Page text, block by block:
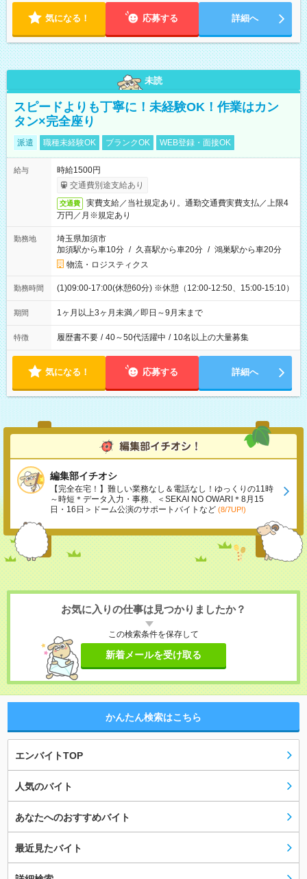
気になる！ 応募する 詳細へ
未読
スピードよりも丁寧に！未経験OK！作業はカン
タン×完全座り
派遣 職種未経験OK ブランクOK WEB登録・面接OK
給与
時給1500円
交通費別途支給あり
交通費
実費支給／当社規定あり。通勤交通費実費支払／上限4
万円／月※規定あり
勤務地
埼玉県加須市
加須駅から車10分 / 久喜駅から車20分 / 鴻巣駅から車20分
物流・ロジスティクス
勤務時間 (1)09:00-17:00(休憩60分) ※休憩（12:00-12:50、15:00-15:10）
期間 1ヶ月以上3ヶ月未満／即日～9月末まで
特徴 履歴書不要 / 40～50代活躍中 / 10名以上の大量募集
気になる！ 応募する 詳細へ
編集部イチオシ
【完全在宅！】難しい業務なし＆電話なし！ゆっくりの11時
～時短＊データ入力・事務、＜SEKAI NO OWARI＊8月15
日・16日＞ドーム公演のサポートバイトなど (8/7UP!)
お気に入りの仕事は見つかりましたか？
この検索条件を保存して
新着メールを受け取る
かんたん検索はこちら
エンバイトTOP
人気のバイト
あなたへのおすすめバイト
最近見たバイト